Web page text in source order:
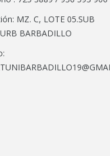
: 725 3889 / 936 593 906
MZ. C, LOTE 05.SUB
BARBADILLO